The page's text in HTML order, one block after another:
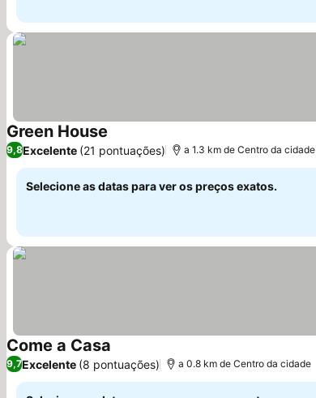
Green House
9,8Excelente (21 pontuações) a 1.3 km de Centro da cidade
Selecione as datas para ver os preços exatos.
Come a Casa Ver preços
9,7Excelente (8 pontuações) a 0.8 km de Centro da cidade